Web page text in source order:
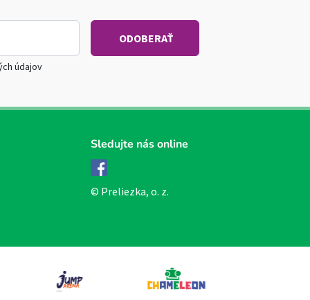
údajov
Sledujte nás online
© Preliezka, o. z.